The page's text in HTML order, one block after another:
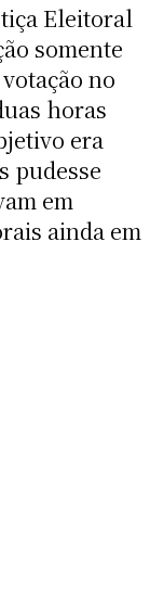
Eleitoral
somente
no
horas
era
pudesse
em
ainda em